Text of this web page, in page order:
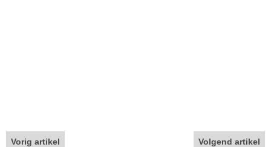
Vorig artikel Volgend artikel